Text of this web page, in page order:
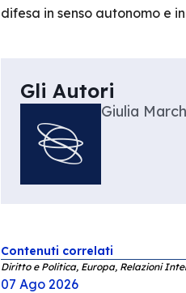
difesa in senso autonomo e
Gli Autori
Giulia
Contenuti correlati
Diritto e Politica, Europa, Relazioni
07 Ago 2026